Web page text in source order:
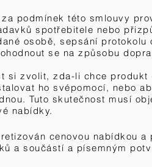
podmínek této smlouvy
spotřebitele nebo
osobě, sepsání
se na způsobu
si zvolit, zda-li chce
ho svépomocí, nebo
. Tuto skutečnost musí
nabídky.
cenovou nabídkou
a součástí a písemným